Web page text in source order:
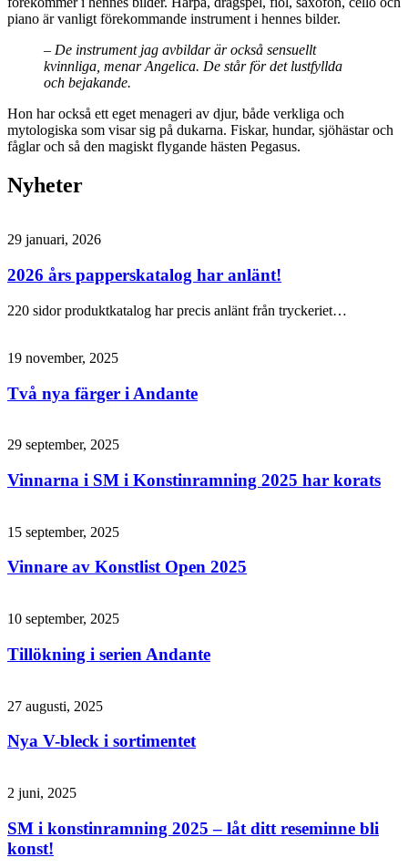
piano är vanligt förekommande instrument i hennes bilder.
– De instrument jag avbildar är också sensuellt
kvinnliga, menar Angelica. De står för det lustfyllda
och bejakande.
Hon har också ett eget menageri av djur, både verkliga och
mytologiska som visar sig på dukarna. Fiskar, hundar, sjöhästar och
fåglar och så den magiskt flygande hästen Pegasus.
Nyheter
29 januari, 2026
2026 års papperskatalog har anlänt!
220 sidor produktkatalog har precis anlänt från tryckeriet…
19 november, 2025
Två nya färger i Andante
29 september, 2025
Vinnarna i SM i Konstinramning 2025 har korats
15 september, 2025
Vinnare av Konstlist Open 2025
10 september, 2025
Tillökning i serien Andante
27 augusti, 2025
Nya V-bleck i sortimentet
2 juni, 2025
SM i konstinramning 2025 – låt ditt reseminne bli
konst!